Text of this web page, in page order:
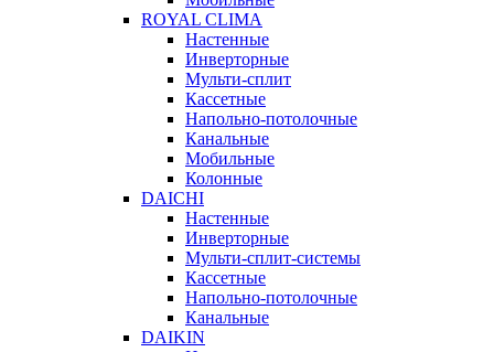
ROYAL CLIMA
Настенные
Инверторные
Мульти-сплит
Кассетные
Напольно-потолочные
Канальные
Мобильные
Колонные
DAICHI
Настенные
Инверторные
Мульти-сплит-системы
Кассетные
Напольно-потолочные
Канальные
DAIKIN